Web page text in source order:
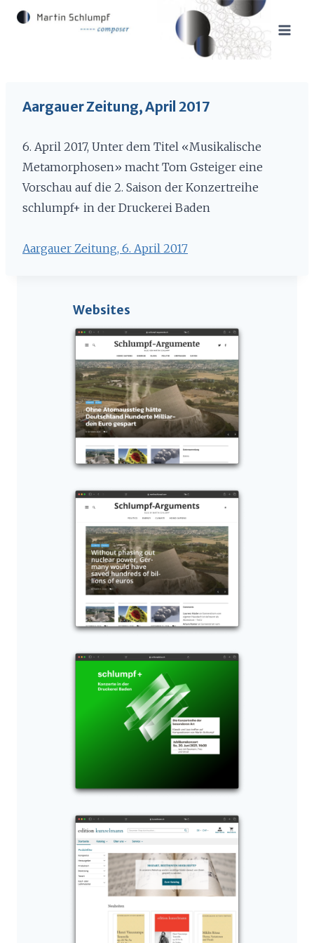
Zum
Aargauer Zeitung, April 2017
6. April 2017, Unter dem Titel «Musikalische
Metamorphosen» macht Tom Gsteiger eine
Vorschau auf die 2. Saison der Konzertreihe
schlumpf+ in der Druckerei Baden
Aargauer Zeitung, 6. April 2017
Websites